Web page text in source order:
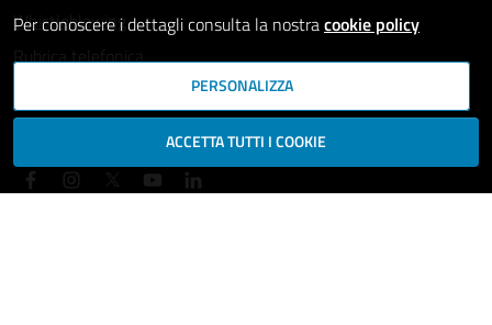
Whistleblowing
Rubrica telefonica
SEGUICI SU
Per conoscere i dettagli consulta la nostracookie policy
PERSONALIZZA
ACCETTA TUTTI I COOKIE